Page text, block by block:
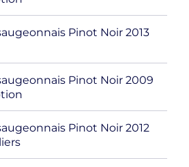
Pinot Noir 2013
Pinot Noir 2009
Pinot Noir 2012